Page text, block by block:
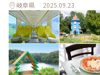
岐阜県 2025.09.23